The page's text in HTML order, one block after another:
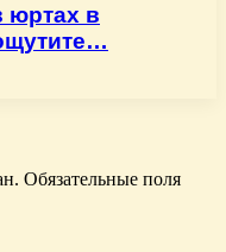
юртах в
Обязательные поля